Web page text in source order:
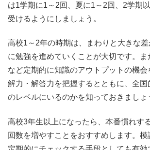
は1学期に1～2回、夏に1～2回、2学期
受けるようにしましょう。
高校1～2年の時期は、まわりと大きな差
に勉強を進めていくことが大切です。ま
など定期的に知識のアウトプットの機
解力・解答力を把握するとともに、全
のレベルにいるのかを知っておきましょ
高校3年生以上になったら、本番慣れす
回数を増やすことをおすすめします。